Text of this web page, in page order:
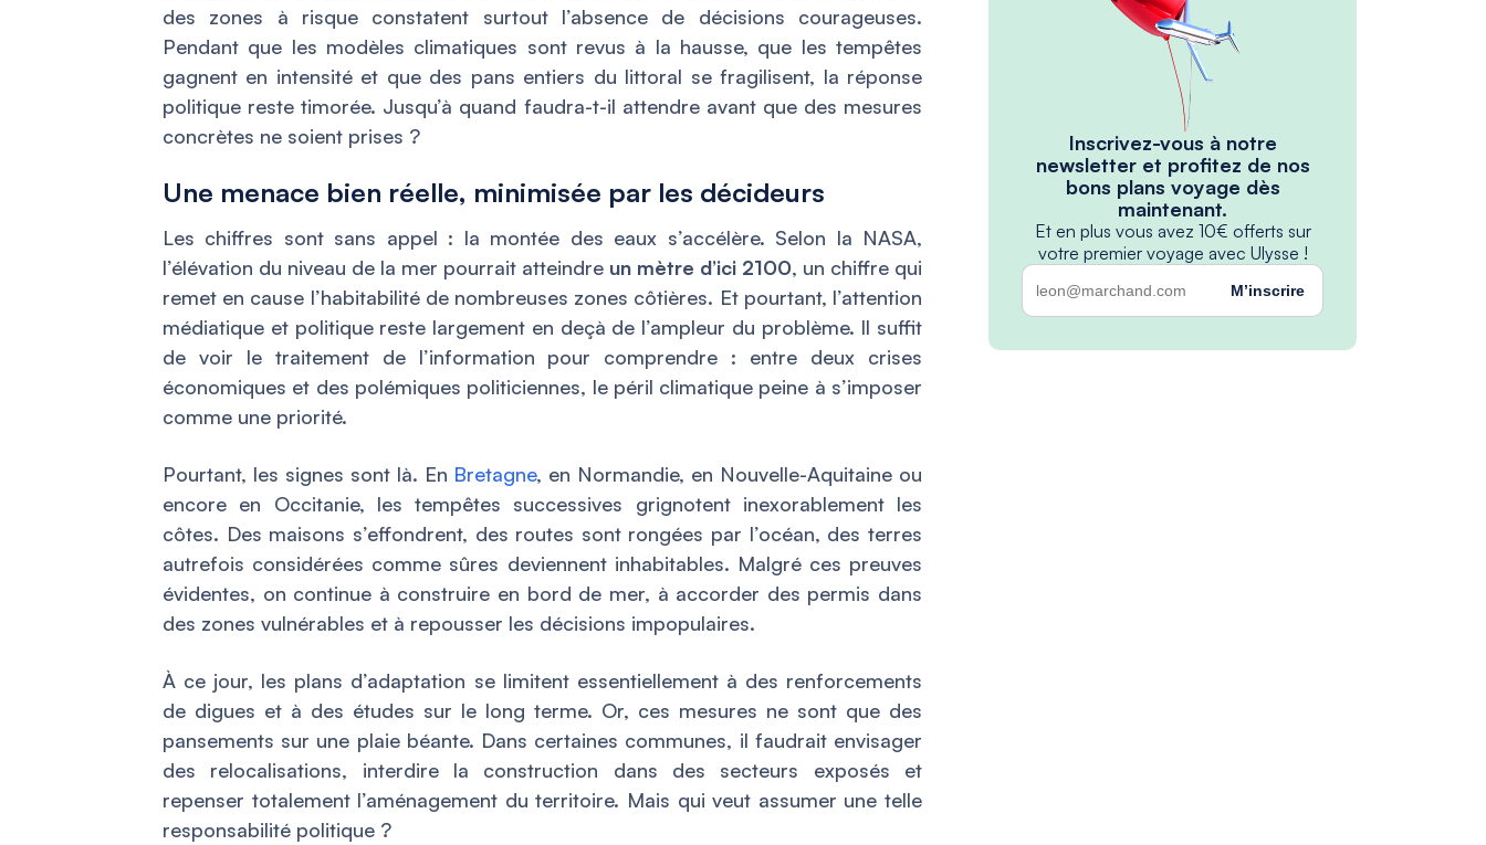
des zones à risque constatent surtout l’absence de décisions courageuses.
Pendant que les modèles climatiques sont revus à la hausse, que les tempêtes
gagnent en intensité et que des pans entiers du littoral se fragilisent, la réponse
politique reste timorée. Jusqu’à quand faudra-t-il attendre avant que des mesures
concrètes ne soient prises ?
Une menace bien réelle, minimisée par les décideurs
Les chiffres sont sans appel : la montée des eaux s’accélère. Selon la NASA,
l’élévation du niveau de la mer pourrait atteindre un mètre d’ici 2100, un chiffre qui
remet en cause l’habitabilité de nombreuses zones côtières. Et pourtant, l’attention
médiatique et politique reste largement en deçà de l’ampleur du problème. Il suffit
de voir le traitement de l’information pour comprendre : entre deux crises
économiques et des polémiques politiciennes, le péril climatique peine à s’imposer
comme une priorité.
Pourtant, les signes sont là. En Bretagne, en Normandie, en Nouvelle-Aquitaine ou
encore en Occitanie, les tempêtes successives grignotent inexorablement les
côtes. Des maisons s’effondrent, des routes sont rongées par l’océan, des terres
autrefois considérées comme sûres deviennent inhabitables. Malgré ces preuves
évidentes, on continue à construire en bord de mer, à accorder des permis dans
des zones vulnérables et à repousser les décisions impopulaires.
À ce jour, les plans d’adaptation se limitent essentiellement à des renforcements
de digues et à des études sur le long terme. Or, ces mesures ne sont que des
pansements sur une plaie béante. Dans certaines communes, il faudrait envisager
des relocalisations, interdire la construction dans des secteurs exposés et
repenser totalement l’aménagement du territoire. Mais qui veut assumer une telle
responsabilité politique ?
Inscrivez-vous à notre
newsletter et profitez de nos
bons plans voyage dès
maintenant.
Et en plus vous avez 10€ offerts sur
votre premier voyage avec Ulysse !
M’inscrire